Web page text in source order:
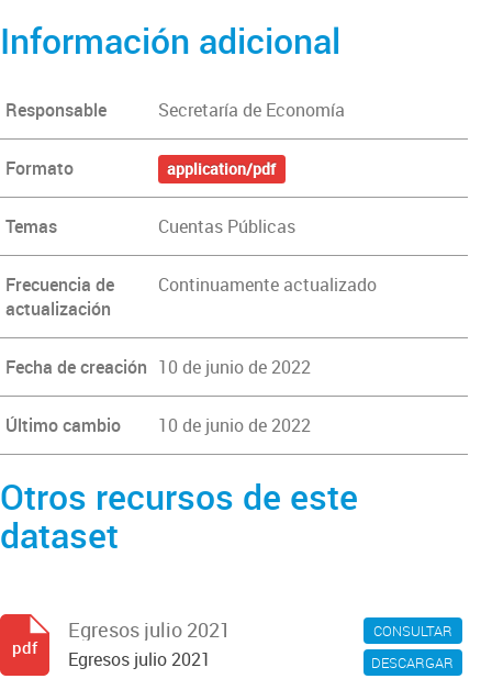
Información adicional
Responsable Secretaría de Economía
Formato application/pdf
Temas Cuentas Públicas
Frecuencia de
actualización
Continuamente actualizado
Fecha de creación 10 de junio de 2022
Último cambio 10 de junio de 2022
Otros recursos de este
dataset
CONSULTAR
DESCARGAR
Egresos julio 2021
Egresos julio 2021
pdf